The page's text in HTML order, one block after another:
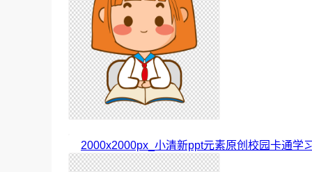
2000x2000px_小清新ppt元素原创校园卡通学